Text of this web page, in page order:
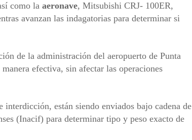
como la aeronave, Mitsubishi CRJ- 100ER,
avanzan las indagatorias para determinar si
de la administración del aeropuerto de Punta
efectiva, sin afectar las operaciones
interdicción, están siendo enviados bajo cadena de
(Inacif) para determinar tipo y peso exacto de